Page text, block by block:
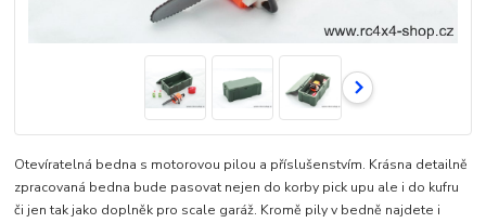
Otevíratelná bedna s motorovou pilou a příslušenstvím. Krásna detailně
zpracovaná bedna bude pasovat nejen do korby pick upu ale i do kufru
či jen tak jako doplněk pro scale garáž. Kromě pily v bedně najdete i